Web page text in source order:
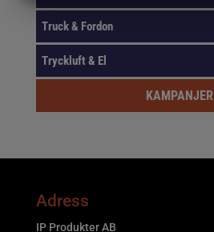
Truck & Fordon
Tryckluft & El
KAMPANJER
Adress
IP Produkter AB
MARKNADSFÖRING